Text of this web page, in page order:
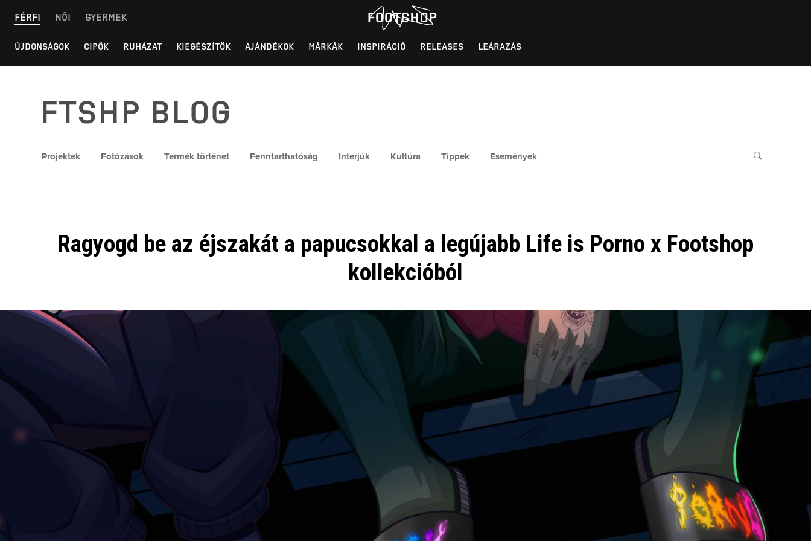
FÉRFI NŐI GYERMEK
ÚJDONSÁGOK CIPŐK RUHÁZAT KIEGÉSZÍTŐK AJÁNDÉKOK MÁRKÁK INSPIRÁCIÓ RELEASES LEÁRAZÁS
FTSHP blog
Projektek Fotózások Termék történet Fenntarthatóság Interjúk Kultúra Tippek Események
Ragyogd be az éjszakát a papucsokkal a legújabb Life is Porno x Footshop
kollekcióból